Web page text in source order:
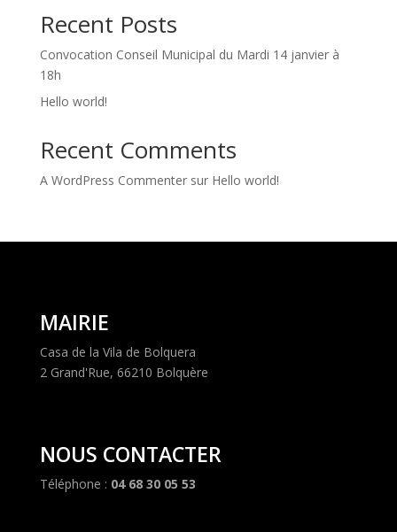
Recent Posts
Convocation Conseil Municipal du Mardi 14 janvier à
18h
Hello world!
Recent Comments
A WordPress Commentersur Hello world!
MAIRIE
Casa de la Vila de Bolquera
2 Grand'Rue, 66210 Bolquère
NOUS CONTACTER
Téléphone : 04 68 30 05 53